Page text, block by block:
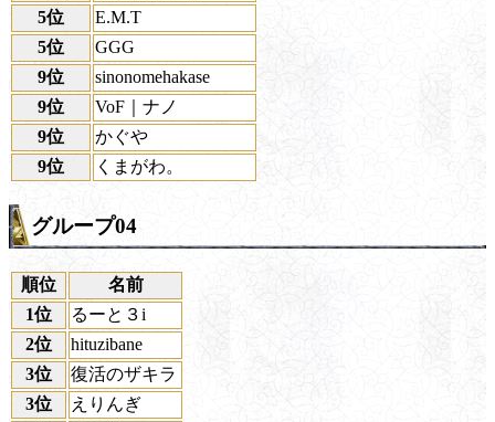
5位
E.M.T
5位
GGG
9位
sinonomehakase
9位
VoF｜ナノ
9位
かぐや
9位
くまがわ。
グループ04
順位
名前
1位
るーと３i
2位
hituzibane
3位
復活のザキラ
3位
えりんぎ